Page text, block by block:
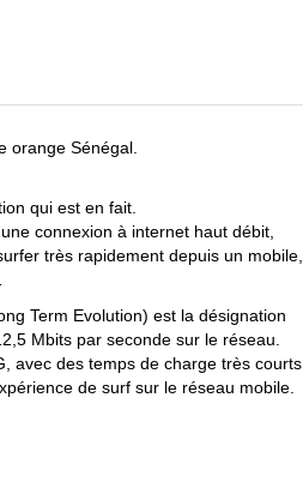
orange Sénégal.
qui est en fait.
connexion à internet haut débit,
très rapidement depuis un mobile,
Term Evolution) est la désignation
Mbits par seconde sur le réseau.
avec des temps de charge très courts
de surf sur le réseau mobile.